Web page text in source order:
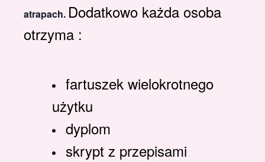
atrapach. Dodatkowo każda osoba
otrzyma :
fartuszek wielokrotnego
użytku
dyplom
skrypt z przepisami